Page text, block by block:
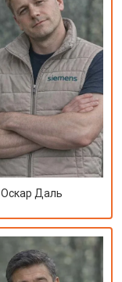
Оскар Даль